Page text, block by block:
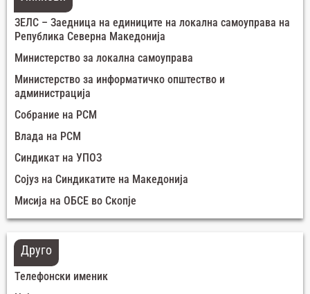
ЗЕЛС – Заедница на единиците на локална самоуправа на
Република Северна Македонија
Министерство за локална самоуправа
Министерство за информатичко општество и
администрација
Собрание на РСМ
Влада на РСМ
Синдикат на УПОЗ
Сојуз на Синдикатите на Македонија
Мисија на ОБСЕ во Скопје
Друго
Телефонски именик